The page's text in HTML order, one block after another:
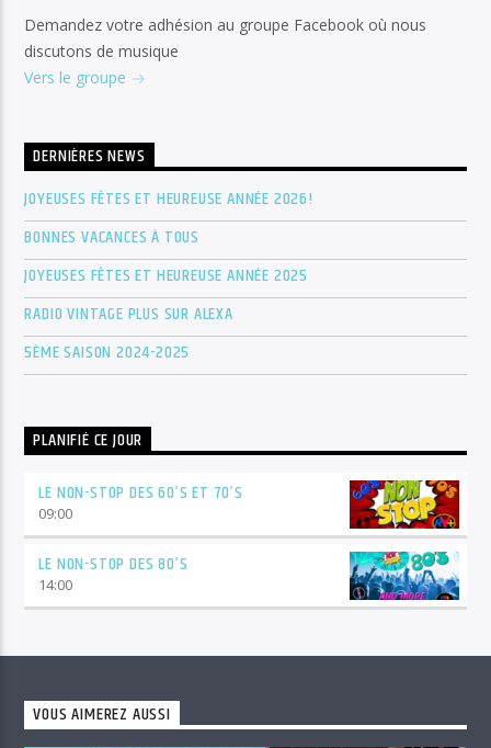
Demandez votre adhésion au groupe Facebook où nous
discutons de musique
Vers le groupe
DERNIÈRES NEWS
JOYEUSES FÊTES ET HEUREUSE ANNÉE 2026!
BONNES VACANCES À TOUS
JOYEUSES FÊTES ET HEUREUSE ANNÉE 2025
RADIO VINTAGE PLUS SUR ALEXA
5ÈME SAISON 2024-2025
PLANIFIÉ CE JOUR
LE NON-STOP DES 60’S ET 70’S
09:00
LE NON-STOP DES 80’S
14:00
VOUS AIMEREZ AUSSI